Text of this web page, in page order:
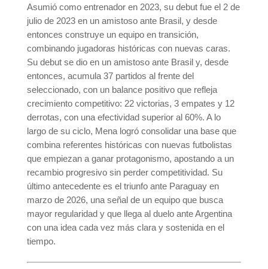
Asumió como entrenador en 2023, su debut fue el 2 de
julio de 2023 en un amistoso ante Brasil, y desde
entonces construye un equipo en transición,
combinando jugadoras históricas con nuevas caras.
Su debut se dio en un amistoso ante Brasil y, desde
entonces, acumula 37 partidos al frente del
seleccionado, con un balance positivo que refleja
crecimiento competitivo: 22 victorias, 3 empates y 12
derrotas, con una efectividad superior al 60%. A lo
largo de su ciclo, Mena logró consolidar una base que
combina referentes históricas con nuevas futbolistas
que empiezan a ganar protagonismo, apostando a un
recambio progresivo sin perder competitividad. Su
último antecedente es el triunfo ante Paraguay en
marzo de 2026, una señal de un equipo que busca
mayor regularidad y que llega al duelo ante Argentina
con una idea cada vez más clara y sostenida en el
tiempo.